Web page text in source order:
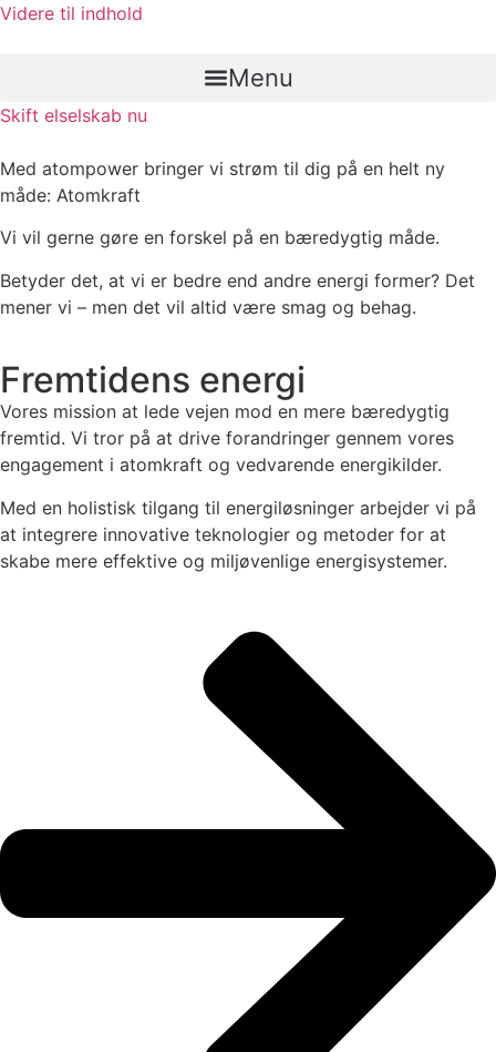
Videre til indhold
Menu
Skift elselskab nu
Med atompower bringer vi strøm til dig på en helt ny
måde: Atomkraft
Vi vil gerne gøre en forskel på en bæredygtig måde.
Betyder det, at vi er bedre end andre energi former? Det
mener vi – men det vil altid være smag og behag.
Fremtidens energi
Vores mission at lede vejen mod en mere bæredygtig
fremtid. Vi tror på at drive forandringer gennem vores
engagement i atomkraft og vedvarende energikilder.
Med en holistisk tilgang til energiløsninger arbejder vi på
at integrere innovative teknologier og metoder for at
skabe mere effektive og miljøvenlige energisystemer.